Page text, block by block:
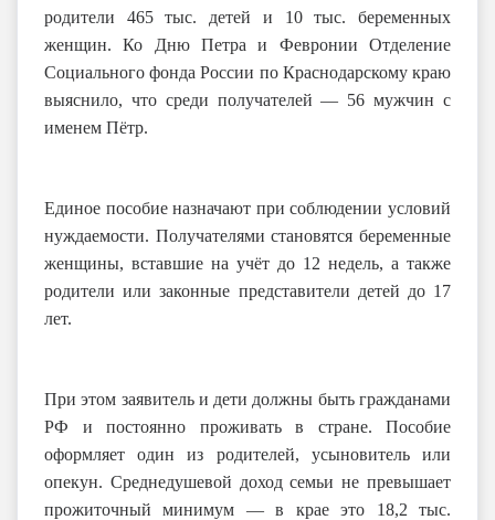
родители 465 тыс. детей и 10 тыс. беременных
женщин. Ко Дню Петра и Февронии Отделение
Социального фонда России по Краснодарскому краю
выяснило, что среди получателей — 56 мужчин с
именем Пётр.
Единое пособие назначают при соблюдении условий
нуждаемости. Получателями становятся беременные
женщины, вставшие на учёт до 12 недель, а также
родители или законные представители детей до 17
лет.
При этом заявитель и дети должны быть гражданами
РФ и постоянно проживать в стране. Пособие
оформляет один из родителей, усыновитель или
опекун. Среднедушевой доход семьи не превышает
прожиточный минимум — в крае это 18,2 тыс.